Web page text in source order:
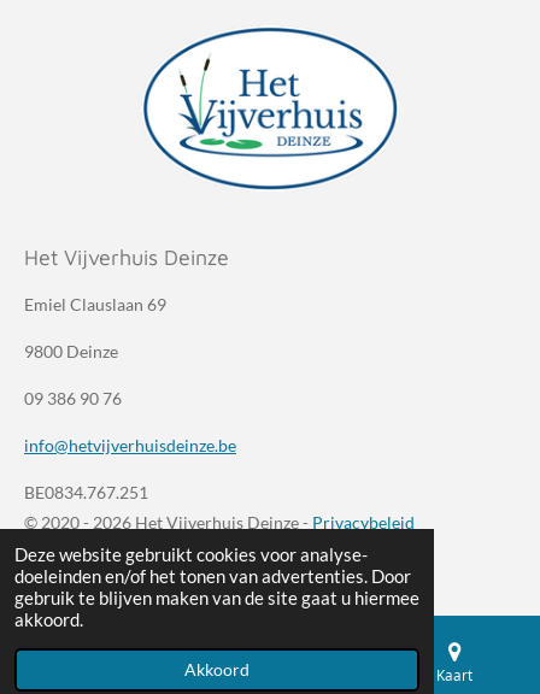
Deze website gebruikt cookies voor analyse-
doeleinden en/of het tonen van advertenties. Door
gebruik te blijven maken van de site gaat u hiermee
akkoord.
Akkoord
Het Vijverhuis Deinze
Emiel Clauslaan 69
9800 Deinze
09 386 90 76
info@hetvijverhuisdeinze.be
BE0834.767.251
© 2020 - 2026 Het Vijverhuis Deinze - Privacybeleid
Powered byJouwWeb
Telefoonnummer Kaart